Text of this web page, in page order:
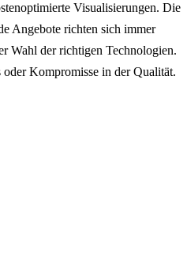
Visualisierungen. Die
Angebote richten sich immer
Wahl der richtigen Technologien.
Kompromisse in der Qualität.